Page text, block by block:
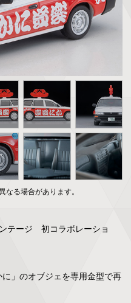
る場合があります。
テージ　初コラボレーショ
」のオブジェを専用金型で再